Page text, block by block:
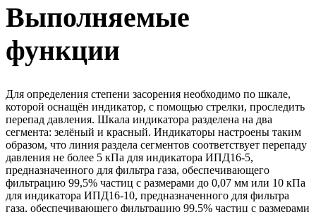
Выполняемые
функции
Для определения степени засорения необходимо по шкале,
которой оснащён индикатор, с помощью стрелки, проследить
перепад давления. Шкала индикатора разделена на два
сегмента: зелёный и красный. Индикаторы настроены таким
образом, что линия раздела сегментов соответствует перепаду
давления не более 5 кПа для индикатора ИПД16-5,
предназначенного для фильтра газа, обеспечивающего
фильтрацию 99,5% частиц с размерами до 0,07 мм или 10 кПа
для индикатора ИПД16-10, предназначенного для фильтра
газа, обеспечивающего фильтрацию 99,5% частиц с размерами